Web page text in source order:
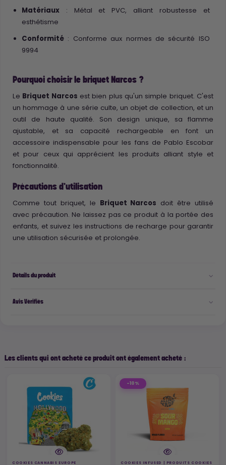
Matériaux : Métal et PVC, alliant robustesse et
esthétisme
Conformité : Conforme aux normes de sécurité ISO
9994
Pourquoi choisir le briquet Narcos ?
Le Briquet Narcos est bien plus qu'un simple briquet. C'est
un hommage à une série culte, un objet de collection, et un
outil de haute qualité. Son design unique, sa flamme
ajustable, et sa capacité rechargeable en font un
accessoire indispensable pour les fans de Pablo Escobar
et pour ceux qui apprécient les produits alliant style et
fonctionnalité.
Précautions d'utilisation
Comme tout briquet, le Briquet Narcos doit être utilisé
avec précaution. Ne laissez pas ce produit à la portée des
enfants, et suivez les instructions de recharge pour garantir
une utilisation sécurisée et prolongée.
Détails du produit
Avis Vérifiés
Les clients qui ont acheté ce produit ont également acheté :
COOKIES CANNABIS EUROPE
-10%
COOKIES INFUSED | PRODUITS COOKIES